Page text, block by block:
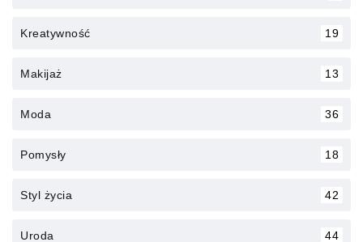
Kreatywność 19
Makijaż 13
Moda 36
Pomysły 18
Styl życia 42
Uroda 44